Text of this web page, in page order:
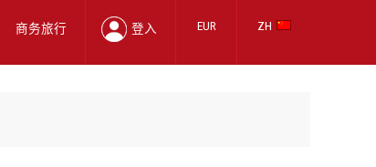
ZH
EUR
登入
商务旅行